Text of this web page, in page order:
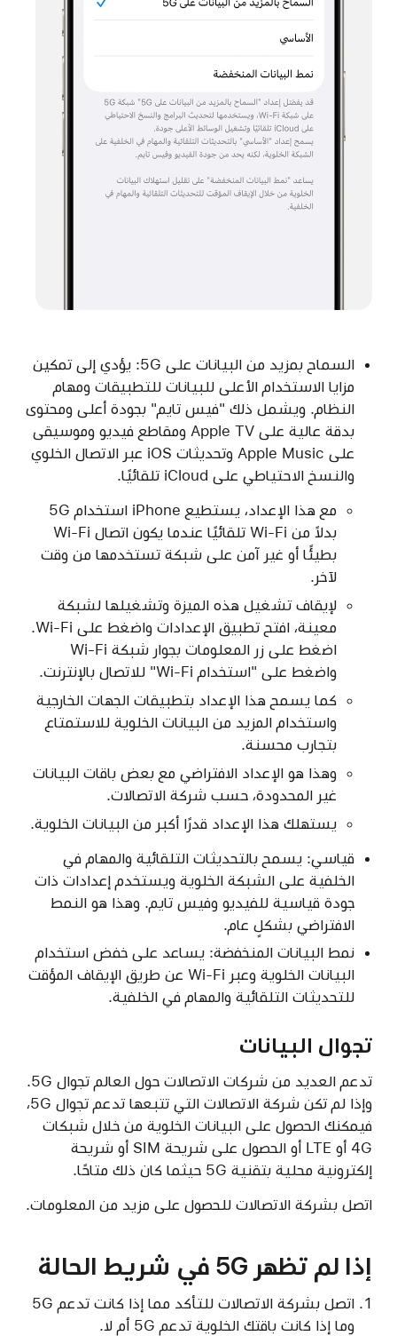
السماح بمزيد من البيانات على 5G: يؤدي إلى تمكين
مزايا الاستخدام الأعلى للبيانات للتطبيقات ومهام
النظام. ويشمل ذلك "فيس تايم" بجودة أعلى ومحتوى
بدقة عالية على Apple TV ومقاطع فيديو وموسيقى
على Apple Music وتحديثات iOS عبر الاتصال الخلوي
والنسخ الاحتياطي على iCloud تلقائيًا.
مع هذا الإعداد، يستطيع iPhone استخدام 5G
بدلاً من Wi-Fi تلقائيًا عندما يكون اتصال Wi-Fi
بطيئًا أو غير آمن على شبكة تستخدمها من وقت
لآخر.
لإيقاف تشغيل هذه الميزة وتشغيلها لشبكة
معينة، افتح تطبيق الإعدادات واضغط على Wi-Fi.
اضغط على زر المعلومات بجوار شبكة Wi-Fi
واضغط على "استخدام Wi-Fi" للاتصال بالإنترنت.
كما يسمح هذا الإعداد بتطبيقات الجهات الخارجية
واستخدام المزيد من البيانات الخلوية للاستمتاع
بتجارب محسنة.
وهذا هو الإعداد الافتراضي مع بعض باقات البيانات
غير المحدودة، حسب شركة الاتصالات.
يستهلك هذا الإعداد قدرًا أكبر من البيانات الخلوية.
قياسي: يسمح بالتحديثات التلقائية والمهام في
الخلفية على الشبكة الخلوية ويستخدم إعدادات ذات
جودة قياسية للفيديو وفيس تايم. وهذا هو النمط
الافتراضي بشكلٍ عام.
نمط البيانات المنخفضة: يساعد على خفض استخدام
البيانات الخلوية وعبر Wi-Fi عن طريق الإيقاف المؤقت
للتحديثات التلقائية والمهام في الخلفية.
تجوال البيانات
تدعم العديد من شركات الاتصالات حول العالم تجوال 5G.
وإذا لم تكن شركة الاتصالات التي تتبعها تدعم تجوال 5G،
فيمكنك الحصول على البيانات الخلوية من خلال شبكات
4G أو LTE أو الحصول على شريحة SIM أو شريحة
إلكترونية محلية بتقنية 5G حيثما كان ذلك متاحًا.
اتصل بشركة الاتصالات للحصول على مزيد من المعلومات.
إذا لم تظهر 5G في شريط الحالة
اتصل بشركة الاتصالات للتأكد مما إذا كانت تدعم 5G
وما إذا كانت باقتك الخلوية تدعم 5G أم لا.